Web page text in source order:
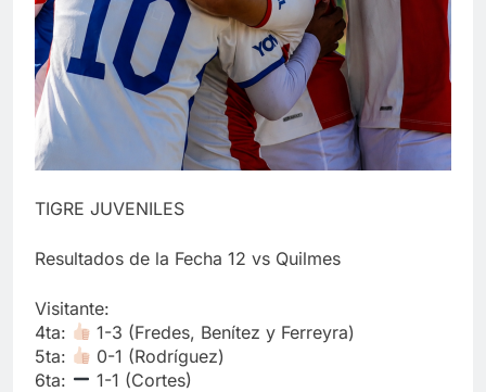
TIGRE JUVENILES
Resultados de la Fecha 12 vs Quilmes
Visitante:
4ta:
1-3 (Fredes, Benítez y Ferreyra)
5ta:
0-1 (Rodríguez)
6ta:
1-1 (Cortes)